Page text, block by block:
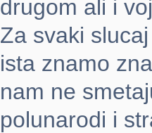
drugom ali i
Za svaki
ista znamo
nam ne
polunarodi i